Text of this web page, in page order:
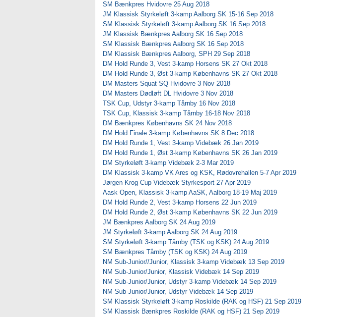
SM Bænkpres Hvidovre 25 Aug 2018
JM Klassisk Styrkeløft 3-kamp Aalborg SK 15-16 Sep 2018
SM Klassisk Styrkeløft 3-kamp Aalborg SK 16 Sep 2018
JM Klassisk Bænkpres Aalborg SK 16 Sep 2018
SM Klassisk Bænkpres Aalborg SK 16 Sep 2018
DM Klassisk Bænkpres Aalborg, SPH 29 Sep 2018
DM Hold Runde 3, Vest 3-kamp Horsens SK 27 Okt 2018
DM Hold Runde 3, Øst 3-kamp Københavns SK 27 Okt 2018
DM Masters Squat SQ Hvidovre 3 Nov 2018
DM Masters Dødløft DL Hvidovre 3 Nov 2018
TSK Cup, Udstyr 3-kamp Tårnby 16 Nov 2018
TSK Cup, Klassisk 3-kamp Tårnby 16-18 Nov 2018
DM Bænkpres Københavns SK 24 Nov 2018
DM Hold Finale 3-kamp Københavns SK 8 Dec 2018
DM Hold Runde 1, Vest 3-kamp Videbæk 26 Jan 2019
DM Hold Runde 1, Øst 3-kamp Københavns SK 26 Jan 2019
DM Styrkeløft 3-kamp Videbæk 2-3 Mar 2019
DM Klassisk 3-kamp VK Ares og KSK, Rødovrehallen 5-7 Apr 2019
Jørgen Krog Cup Videbæk Styrkesport 27 Apr 2019
Aask Open, Klassisk 3-kamp AaSK, Aalborg 18-19 Maj 2019
DM Hold Runde 2, Vest 3-kamp Horsens 22 Jun 2019
DM Hold Runde 2, Øst 3-kamp Københavns SK 22 Jun 2019
JM Bænkpres Aalborg SK 24 Aug 2019
JM Styrkeløft 3-kamp Aalborg SK 24 Aug 2019
SM Styrkeløft 3-kamp Tårnby (TSK og KSK) 24 Aug 2019
SM Bænkpres Tårnby (TSK og KSK) 24 Aug 2019
NM Sub-Junior//Junior, Klassisk 3-kamp Videbæk 13 Sep 2019
NM Sub-Junior/Junior, Klassisk Videbæk 14 Sep 2019
NM Sub-Junior/Junior, Udstyr 3-kamp Videbæk 14 Sep 2019
NM Sub-Junior/Junior, Udstyr Videbæk 14 Sep 2019
SM Klassisk Styrkeløft 3-kamp Roskilde (RAK og HSF) 21 Sep 2019
SM Klassisk Bænkpres Roskilde (RAK og HSF) 21 Sep 2019